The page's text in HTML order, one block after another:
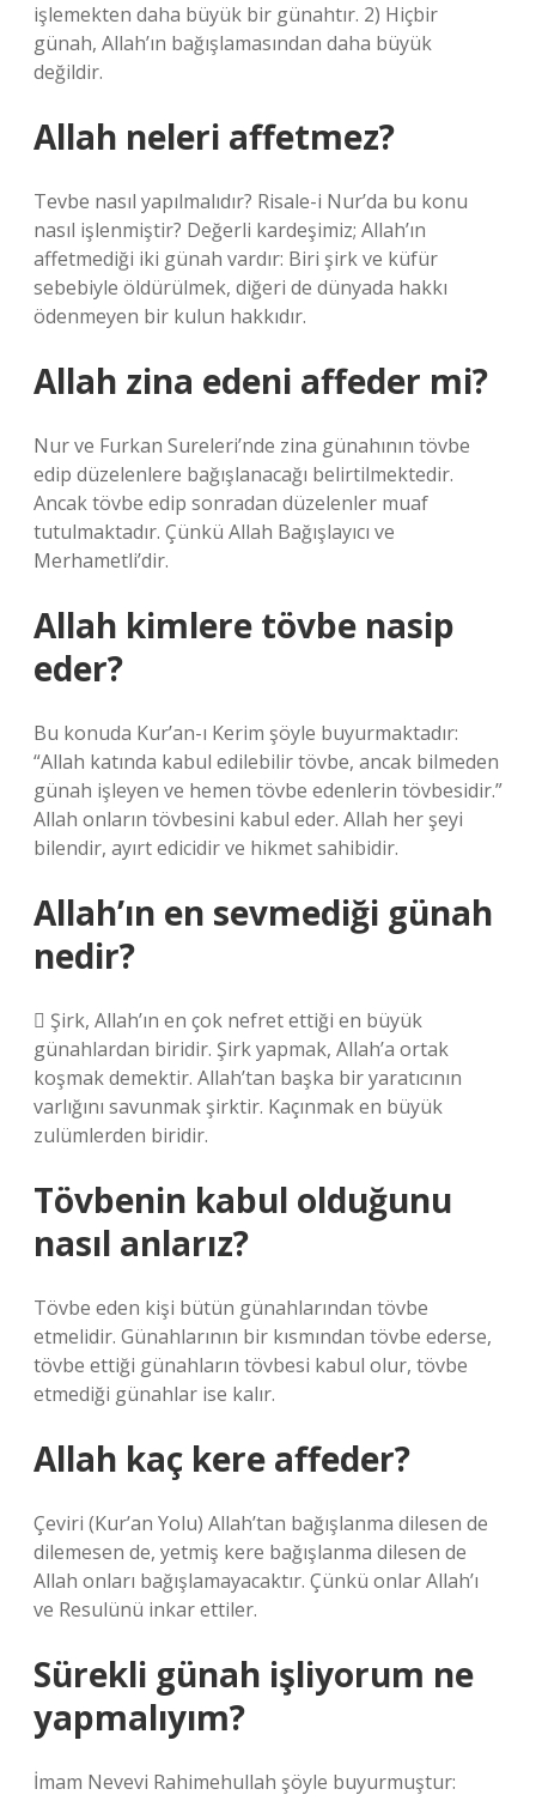
işlemekten daha büyük bir günahtır. 2) Hiçbir
günah, Allah’ın bağışlamasından daha büyük
değildir.
Allah neleri affetmez?
Tevbe nasıl yapılmalıdır? Risale-i Nur’da bu konu
nasıl işlenmiştir? Değerli kardeşimiz; Allah’ın
affetmediği iki günah vardır: Biri şirk ve küfür
sebebiyle öldürülmek, diğeri de dünyada hakkı
ödenmeyen bir kulun hakkıdır.
Allah zina edeni affeder mi?
Nur ve Furkan Sureleri’nde zina günahının tövbe
edip düzelenlere bağışlanacağı belirtilmektedir.
Ancak tövbe edip sonradan düzelenler muaf
tutulmaktadır. Çünkü Allah Bağışlayıcı ve
Merhametli’dir.
Allah kimlere tövbe nasip
eder?
Bu konuda Kur’an-ı Kerim şöyle buyurmaktadır:
“Allah katında kabul edilebilir tövbe, ancak bilmeden
günah işleyen ve hemen tövbe edenlerin tövbesidir.”
Allah onların tövbesini kabul eder. Allah her şeyi
bilendir, ayırt edicidir ve hikmet sahibidir.
Allah’ın en sevmediği günah
nedir?
 Şirk, Allah’ın en çok nefret ettiği en büyük
günahlardan biridir. Şirk yapmak, Allah’a ortak
koşmak demektir. Allah’tan başka bir yaratıcının
varlığını savunmak şirktir. Kaçınmak en büyük
zulümlerden biridir.
Tövbenin kabul olduğunu
nasıl anlarız?
Tövbe eden kişi bütün günahlarından tövbe
etmelidir. Günahlarının bir kısmından tövbe ederse,
tövbe ettiği günahların tövbesi kabul olur, tövbe
etmediği günahlar ise kalır.
Allah kaç kere affeder?
Çeviri (Kur’an Yolu) Allah’tan bağışlanma dilesen de
dilemesen de, yetmiş kere bağışlanma dilesen de
Allah onları bağışlamayacaktır. Çünkü onlar Allah’ı
ve Resulünü inkar ettiler.
Sürekli günah işliyorum ne
yapmalıyım?
İmam Nevevi Rahimehullah şöyle buyurmuştur: